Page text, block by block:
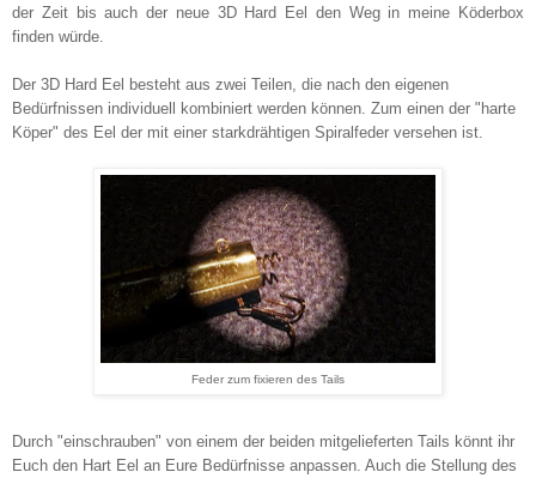
der Zeit bis auch der neue 3D Hard Eel den Weg in meine Köderbox
finden würde.
Der 3D Hard Eel besteht aus zwei Teilen, die nach den eigenen
Bedürfnissen individuell kombiniert werden können. Zum einen der "harte
Köper" des Eel der mit einer starkdrähtigen Spiralfeder versehen ist.
Feder zum fixieren des Tails
Durch "einschrauben" von einem der beiden mitgelieferten Tails könnt ihr
Euch den Hart Eel an Eure Bedürfnisse anpassen. Auch die Stellung des